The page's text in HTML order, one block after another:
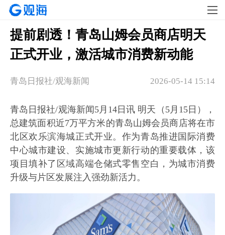
提前剧透！青岛山姆会员商店明天
正式开业，激活城市消费新动能
2026-05-14 15:14
青岛日报社/观海新闻
青岛日报社/观海新闻5月14日讯 明天（5月15日），
总建筑面积近7万平方米的青岛山姆会员商店将在市
北区欢乐滨海城正式开业。作为青岛推进国际消费
中心城市建设、实施城市更新行动的重要载体，该
项目填补了区域高端仓储式零售空白，为城市消费
升级与片区发展注入强劲新活力。